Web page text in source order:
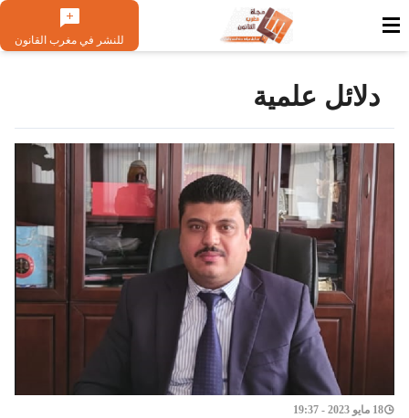
للنشر في مغرب القانون
دلائل علمية
18 مايو 2023 - 19:37